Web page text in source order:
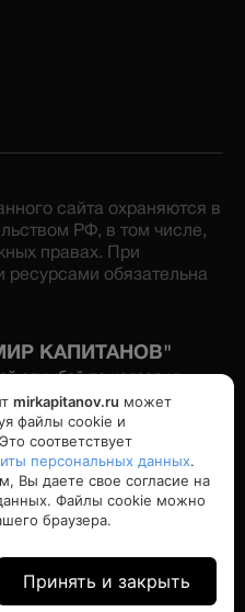
сайта охраняются в
РФ, в том числе,
правах. При
ресурсами обязательна
КАПИТАНОВ"
службой по надзору в
технологий и массовых
серия Эл № ФС77-
Озимков А.И.
mirkapitanov.ru может
файлы cookie и
соответствует
персональных данных.
Вы даете свое согласие на
Файлы cookie можно
браузера.
Принять и закрыть